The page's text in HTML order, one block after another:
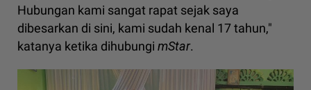
Hubungan kami sangat rapat sejak saya
dibesarkan di sini, kami sudah kenal 17 tahun,"
katanya ketika dihubungi mStar.